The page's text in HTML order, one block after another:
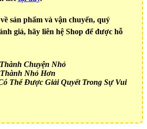
sản phẩm và vận chuyển, quý
giá, hãy liên hệ Shop để được hỗ
Chuyện Nhỏ
Nhỏ Hơn
Thể Được Giải Quyết Trong Sự Vui